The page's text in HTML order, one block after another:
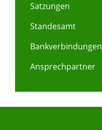
Satzungen
Standesamt
Bankverbindungen
Ansprechpartner